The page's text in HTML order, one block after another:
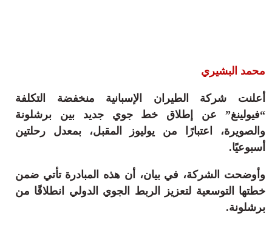
محمد البشيري
أعلنت شركة الطيران الإسبانية منخفضة التكلفة
“فيولينغ” عن إطلاق خط جوي جديد بين برشلونة
والصويرة، اعتبارًا من يوليوز المقبل، بمعدل رحلتين
أسبوعيًا.
وأوضحت الشركة، في بيان، أن هذه المبادرة تأتي ضمن
خطتها التوسعية لتعزيز الربط الجوي الدولي انطلاقًا من
برشلونة.